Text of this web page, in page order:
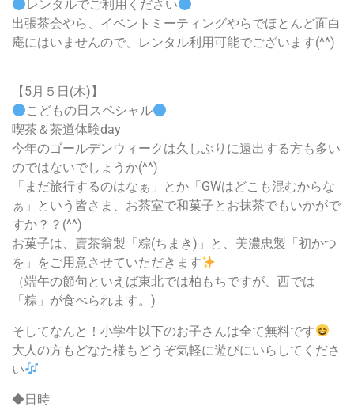
レンタルでご利用ください
出張茶会やら、イベントミーティングやらでほとんど面白
庵にはいませんので、レンタル利用可能でございます(^^)
【5月５日(木)】
こどもの日スペシャル
喫茶＆茶道体験day
今年のゴールデンウィークは久しぶりに遠出する方も多い
のではないでしょうか(^^)
「まだ旅行するのはなぁ」とか「GWはどこも混むからな
ぁ」という皆さま、お茶室で和菓子とお抹茶でもいかがで
すか？？(^^)
お菓子は、賣茶翁製「粽(ちまき)」と、美濃忠製「初かつ
を」をご用意させていただきます
（端午の節句といえば東北では柏もちですが、西では
「粽」が食べられます。)
そしてなんと！小学生以下のお子さんは全て無料です
大人の方もどなた様もどうぞ気軽に遊びにいらしてくださ
い
◆日時